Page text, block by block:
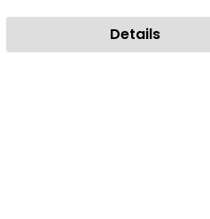
Details